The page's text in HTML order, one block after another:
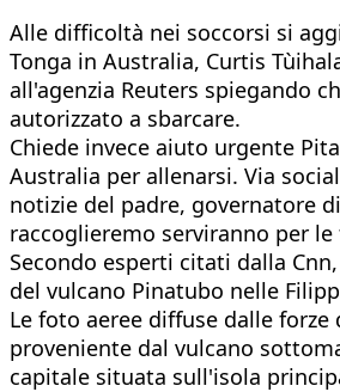
Alle difficoltà nei soccorsi si
Tonga in Australia, Curtis
all'agenzia Reuters spiegando
autorizzato a sbarcare.
Chiede invece aiuto urgente
Australia per allenarsi. Via
notizie del padre, governatore
raccoglieremo serviranno per
Secondo esperti citati dalla Cnn,
del vulcano Pinatubo nelle
Le foto aeree diffuse dalle
proveniente dal vulcano
capitale situata sull'isola